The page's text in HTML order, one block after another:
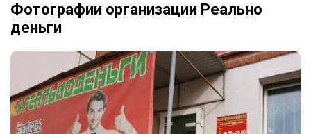
Фотографии организации Реально
деньги